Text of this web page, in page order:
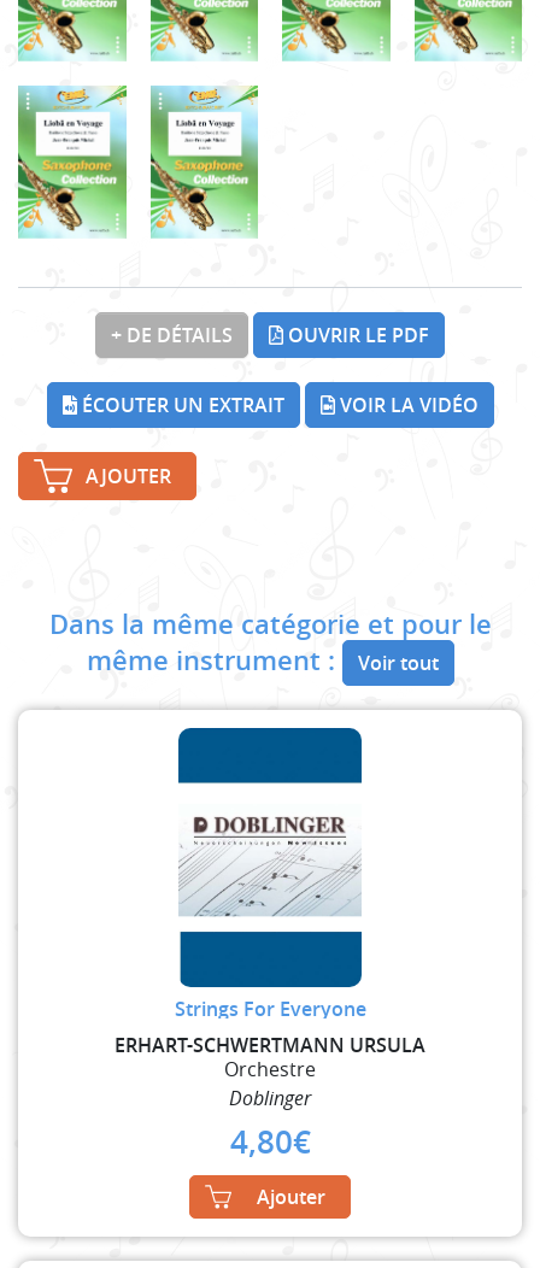
+ DE DÉTAILS OUVRIR LE PDF
ÉCOUTER UN EXTRAIT VOIR LA VIDÉO
AJOUTER
Dans la même catégorie et pour le
même instrument :
Voir tout
Strings For Everyone
ERHART-SCHWERTMANN URSULA
Orchestre
Doblinger
4,80€
Ajouter